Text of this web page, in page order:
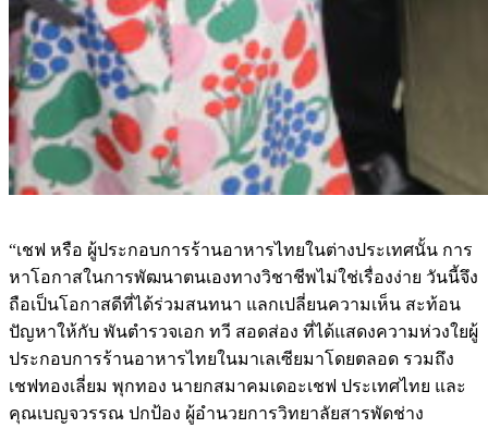
“เชฟ หรือ ผู้ประกอบการร้านอาหารไทยในต่างประเทศนั้น การ
หาโอกาสในการพัฒนาตนเองทางวิชาชีพไม่ใช่เรื่องง่าย วันนี้จึง
ถือเป็นโอกาสดีที่ได้ร่วมสนทนา แลกเปลี่ยนความเห็น สะท้อน
ปัญหาให้กับ พันตำรวจเอก ทวี สอดส่อง ที่ได้แสดงความห่วงใยผู้
ประกอบการร้านอาหารไทยในมาเลเซียมาโดยตลอด รวมถึง
เชฟทองเลี่ยม พุกทอง นายกสมาคมเดอะเชฟ ประเทศไทย และ
คุณเบญจวรรณ ปกป้อง ผู้อำนวยการวิทยาลัยสารพัดช่าง